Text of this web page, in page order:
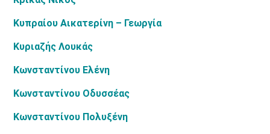
Κυπραίου Αικατερίνη – Γεωργία
Κυριαζής Λουκάς
Κωνσταντίνου Ελένη
Κωνσταντίνου Οδυσσέας
Κωνσταντίνου Πολυξένη